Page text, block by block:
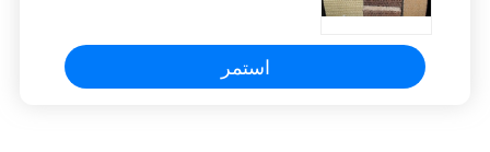
استمر